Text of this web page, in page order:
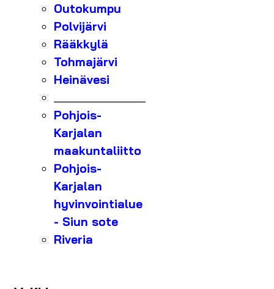
Outokumpu
Polvijärvi
Rääkkylä
Tohmajärvi
Heinävesi
Pohjois-
Karjalan
maakuntaliitto
Pohjois-
Karjalan
hyvinvointialue
- Siun sote
Riveria